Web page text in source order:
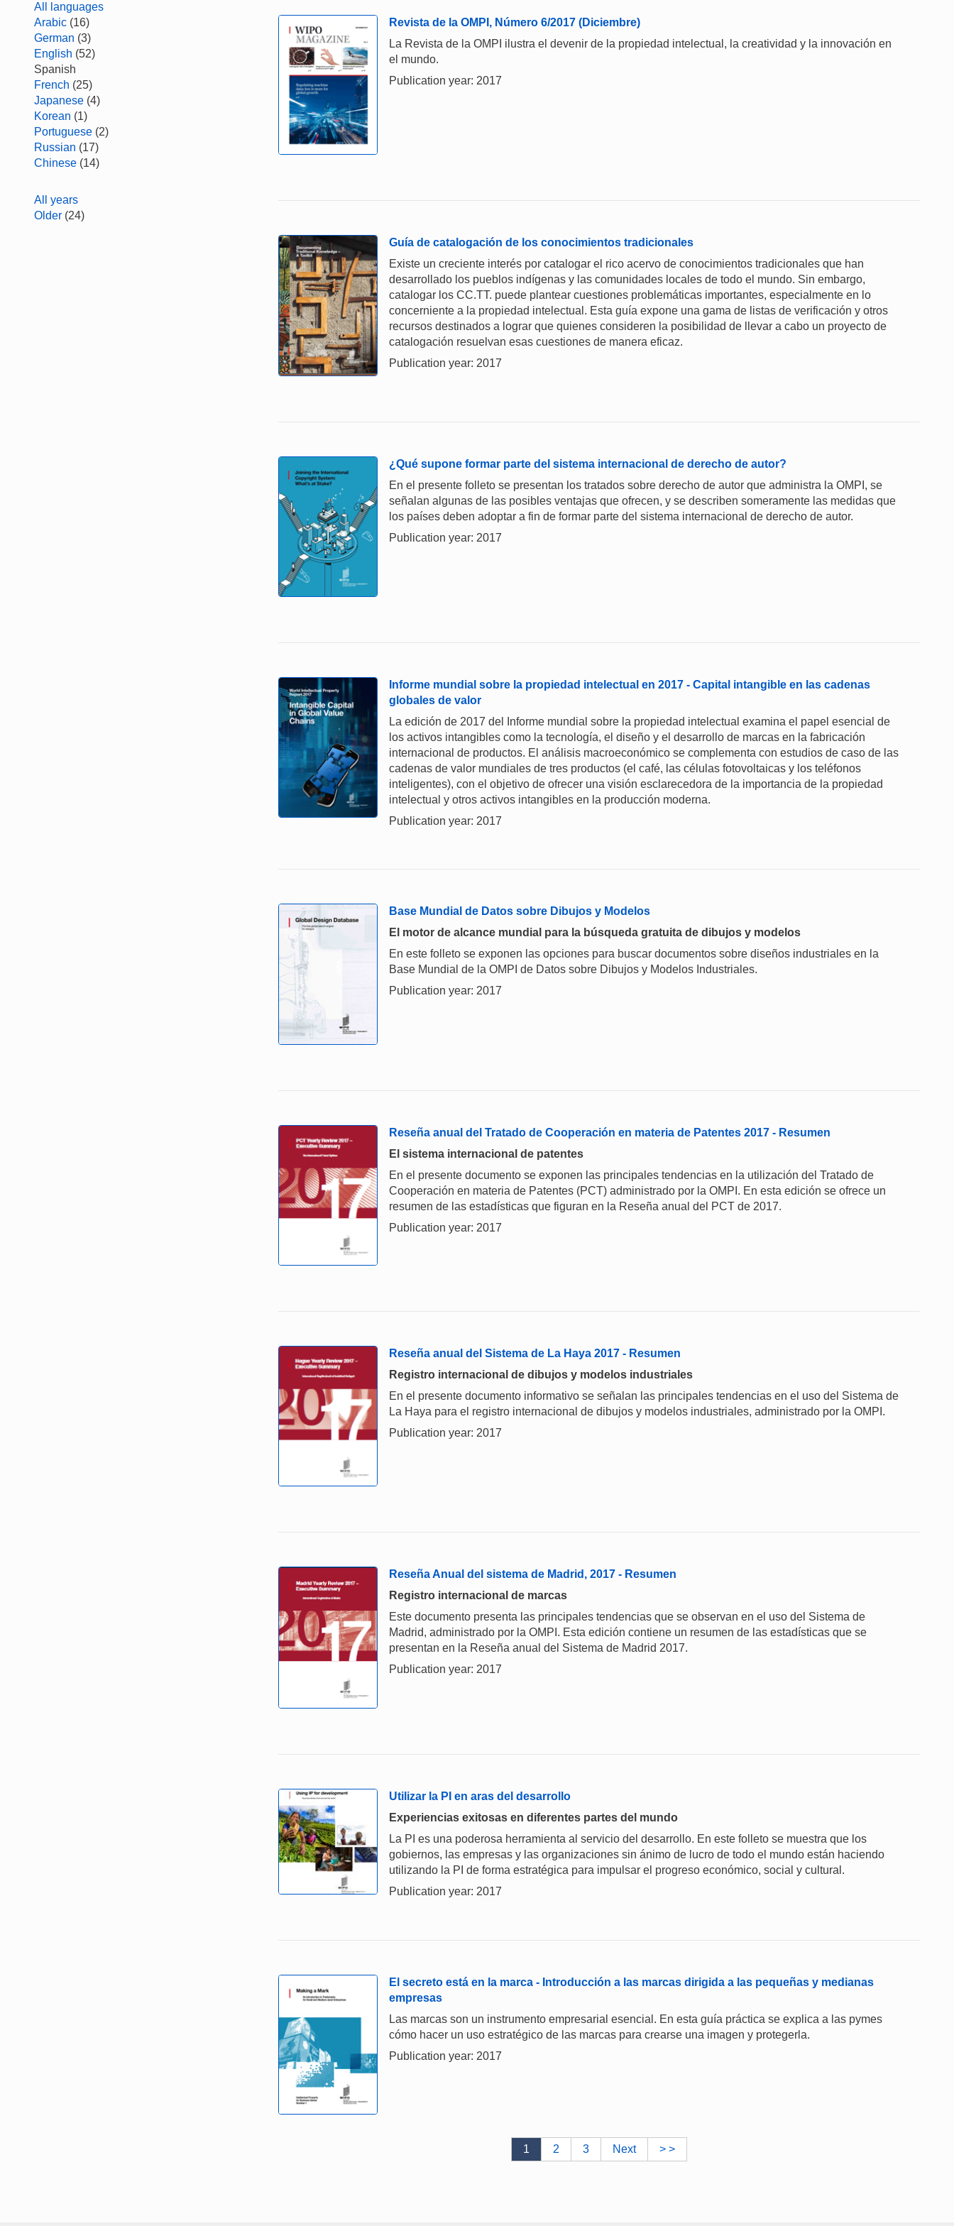
All languages
Arabic (16)
German (3)
English (52)
Spanish
French (25)
Japanese (4)
Korean (1)
Portuguese (2)
Russian (17)
Chinese (14)
All years
Older (24)
Revista de la OMPI, Número 6/2017 (Diciembre)
La Revista de la OMPI ilustra el devenir de la propiedad intelectual, la creatividad y la innovación en
el mundo.
Publication year: 2017
Guía de catalogación de los conocimientos tradicionales
Existe un creciente interés por catalogar el rico acervo de conocimientos tradicionales que han
desarrollado los pueblos indígenas y las comunidades locales de todo el mundo. Sin embargo,
catalogar los CC.TT. puede plantear cuestiones problemáticas importantes, especialmente en lo
concerniente a la propiedad intelectual. Esta guía expone una gama de listas de verificación y otros
recursos destinados a lograr que quienes consideren la posibilidad de llevar a cabo un proyecto de
catalogación resuelvan esas cuestiones de manera eficaz.
Publication year: 2017
¿Qué supone formar parte del sistema internacional de derecho de autor?
En el presente folleto se presentan los tratados sobre derecho de autor que administra la OMPI, se
señalan algunas de las posibles ventajas que ofrecen, y se describen someramente las medidas que
los países deben adoptar a fin de formar parte del sistema internacional de derecho de autor.
Publication year: 2017
Informe mundial sobre la propiedad intelectual en 2017 - Capital intangible en las cadenas
globales de valor
La edición de 2017 del Informe mundial sobre la propiedad intelectual examina el papel esencial de
los activos intangibles como la tecnología, el diseño y el desarrollo de marcas en la fabricación
internacional de productos. El análisis macroeconómico se complementa con estudios de caso de las
cadenas de valor mundiales de tres productos (el café, las células fotovoltaicas y los teléfonos
inteligentes), con el objetivo de ofrecer una visión esclarecedora de la importancia de la propiedad
intelectual y otros activos intangibles en la producción moderna.
Publication year: 2017
Base Mundial de Datos sobre Dibujos y Modelos
El motor de alcance mundial para la búsqueda gratuita de dibujos y modelos
En este folleto se exponen las opciones para buscar documentos sobre diseños industriales en la
Base Mundial de la OMPI de Datos sobre Dibujos y Modelos Industriales.
Publication year: 2017
Reseña anual del Tratado de Cooperación en materia de Patentes 2017 - Resumen
El sistema internacional de patentes
En el presente documento se exponen las principales tendencias en la utilización del Tratado de
Cooperación en materia de Patentes (PCT) administrado por la OMPI. En esta edición se ofrece un
resumen de las estadísticas que figuran en la Reseña anual del PCT de 2017.
Publication year: 2017
Reseña anual del Sistema de La Haya 2017 - Resumen
Registro internacional de dibujos y modelos industriales
En el presente documento informativo se señalan las principales tendencias en el uso del Sistema de
La Haya para el registro internacional de dibujos y modelos industriales, administrado por la OMPI.
Publication year: 2017
Reseña Anual del sistema de Madrid, 2017 - Resumen
Registro internacional de marcas
Este documento presenta las principales tendencias que se observan en el uso del Sistema de
Madrid, administrado por la OMPI. Esta edición contiene un resumen de las estadísticas que se
presentan en la Reseña anual del Sistema de Madrid 2017.
Publication year: 2017
Utilizar la PI en aras del desarrollo
Experiencias exitosas en diferentes partes del mundo
La PI es una poderosa herramienta al servicio del desarrollo. En este folleto se muestra que los
gobiernos, las empresas y las organizaciones sin ánimo de lucro de todo el mundo están haciendo
utilizando la PI de forma estratégica para impulsar el progreso económico, social y cultural.
Publication year: 2017
El secreto está en la marca - Introducción a las marcas dirigida a las pequeñas y medianas
empresas
Las marcas son un instrumento empresarial esencial. En esta guía práctica se explica a las pymes
cómo hacer un uso estratégico de las marcas para crearse una imagen y protegerla.
Publication year: 2017
1 2 3 Next > >